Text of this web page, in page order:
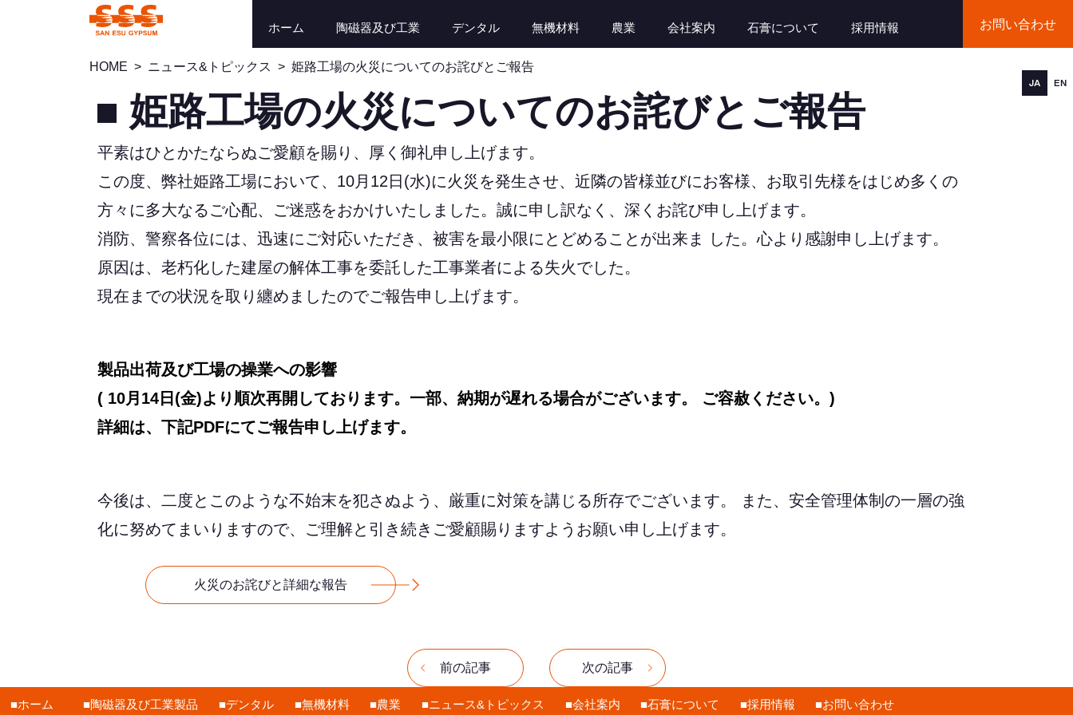
JA EN
お問い合わせ
ホーム 陶磁器及び工業 デンタル 無機材料 農業 会社案内 石膏について 採用情報
HOME > ニュース&トピックス > 姫路工場の火災についてのお詫びとご報告
姫路工場の火災についてのお詫びとご報告
平素はひとかたならぬご愛顧を賜り、厚く御礼申し上げます。
この度、弊社姫路工場において、10月12日(水)に火災を発生させ、近隣の皆様並びにお客様、お取引先様をはじめ多くの
方々に多大なるご心配、ご迷惑をおかけいたしました。誠に申し訳なく、深くお詫び申し上げます。
消防、警察各位には、迅速にご対応いただき、被害を最小限にとどめることが出来ま した。心より感謝申し上げます。
原因は、老朽化した建屋の解体工事を委託した工事業者による失火でした。
現在までの状況を取り纏めましたのでご報告申し上げます。
製品出荷及び工場の操業への影響
( 10月14日(金)より順次再開しております。一部、納期が遅れる場合がございます。 ご容赦ください。)
詳細は、下記PDFにてご報告申し上げます。
今後は、二度とこのような不始末を犯さぬよう、厳重に対策を講じる所存でございます。 また、安全管理体制の一層の強
化に努めてまいりますので、ご理解と引き続きご愛顧賜りますようお願い申し上げます。
火災のお詫びと詳細な報告
前の記事 次の記事
ホーム 陶磁器及び工業製品 デンタル 無機材料 農業 ニュース&トピックス 会社案内 石膏について 採用情報 お問い合わせ